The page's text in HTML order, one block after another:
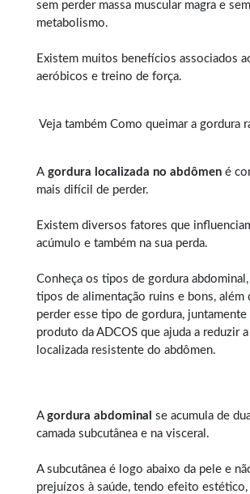
sem perder massa muscular magra e
metabolismo.
Existem muitos benefícios associados
aeróbicos e treino de força.
Veja também Como queimar a gordura
A gordura localizada no abdômen é
mais difícil de perder.
Existem diversos fatores que
acúmulo e também na sua perda.
Conheça os tipos de gordura abdominal
tipos de alimentação ruins e bons, além
perder esse tipo de gordura, juntamente
produto da ADCOS que ajuda a reduzir
localizada resistente do abdômen.
A gordura abdominal se acumula de
camada subcutânea e na visceral.
A subcutânea é logo abaixo da pele e
prejuízos à saúde, tendo efeito